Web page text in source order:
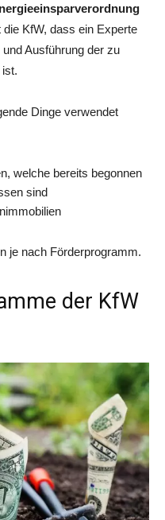
KfW, dass ein Experte
Ausführung der zu
Dinge verwendet
welche bereits begonnen
sind
je nach Förderprogramm.
der KfW